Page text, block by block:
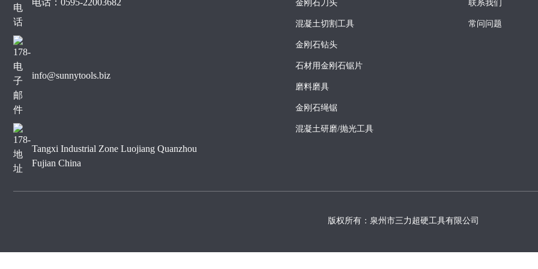
电话：0595-22003682
info@sunnytools.biz
Tangxi Industrial Zone Luojiang Quanzhou
Fujian China
金刚石刀头
混凝土切割工具
金刚石钻头
石材用金刚石锯片
磨料磨具
金刚石绳锯
混凝土研磨/抛光工具
联系我们
常问问题
版权所有：泉州市三力超硬工具有限公司